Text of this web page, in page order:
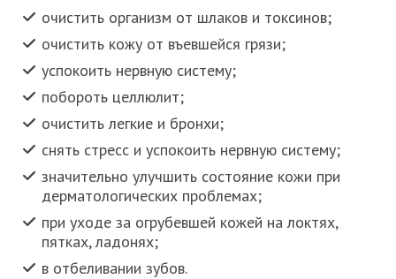
очистить организм от шлаков и токсинов;
очистить кожу от въевшейся грязи;
успокоить нервную систему;
побороть целлюлит;
очистить легкие и бронхи;
снять стресс и успокоить нервную систему;
значительно улучшить состояние кожи при
дерматологических проблемах;
при уходе за огрубевшей кожей на локтях,
пятках, ладонях;
в отбеливании зубов.